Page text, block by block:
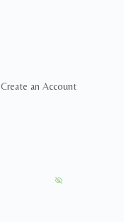
Create an Account